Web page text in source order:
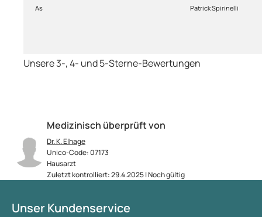
Medizinisch überprüft von
Dr. K. Elhage
Unico-Code: 07173
Hausarzt
Zuletzt kontrolliert: 29.4.2025 | Noch gültig
As
Ware sorgfältig
schnelle
Patrick Spirinelli
Unsere 3-, 4- und 5-Sterne-Bewertungen
Unser Kundenservice